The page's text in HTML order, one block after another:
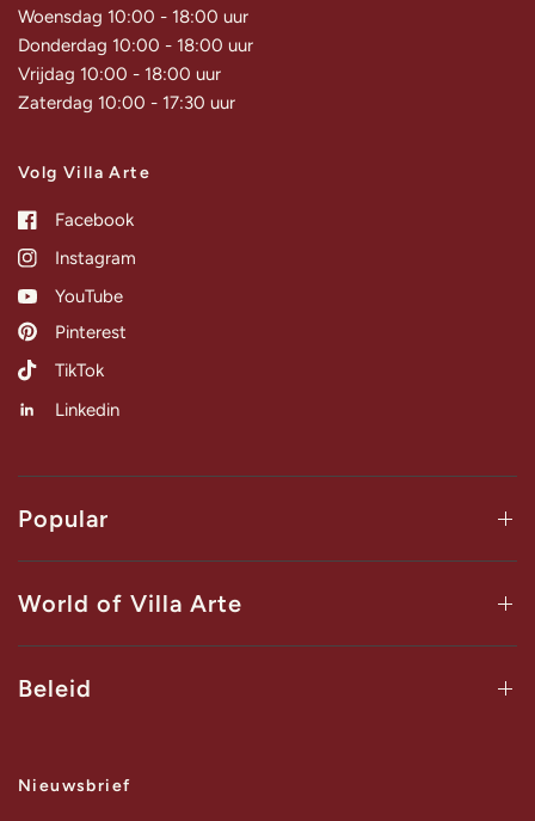
Woensdag 10:00 - 18:00 uur
Donderdag 10:00 - 18:00 uur
Vrijdag 10:00 - 18:00 uur
Zaterdag 10:00 - 17:30 uur
Volg Villa Arte
Facebook
Instagram
YouTube
Pinterest
TikTok
Linkedin
Popular
World of Villa Arte
Beleid
Nieuwsbrief